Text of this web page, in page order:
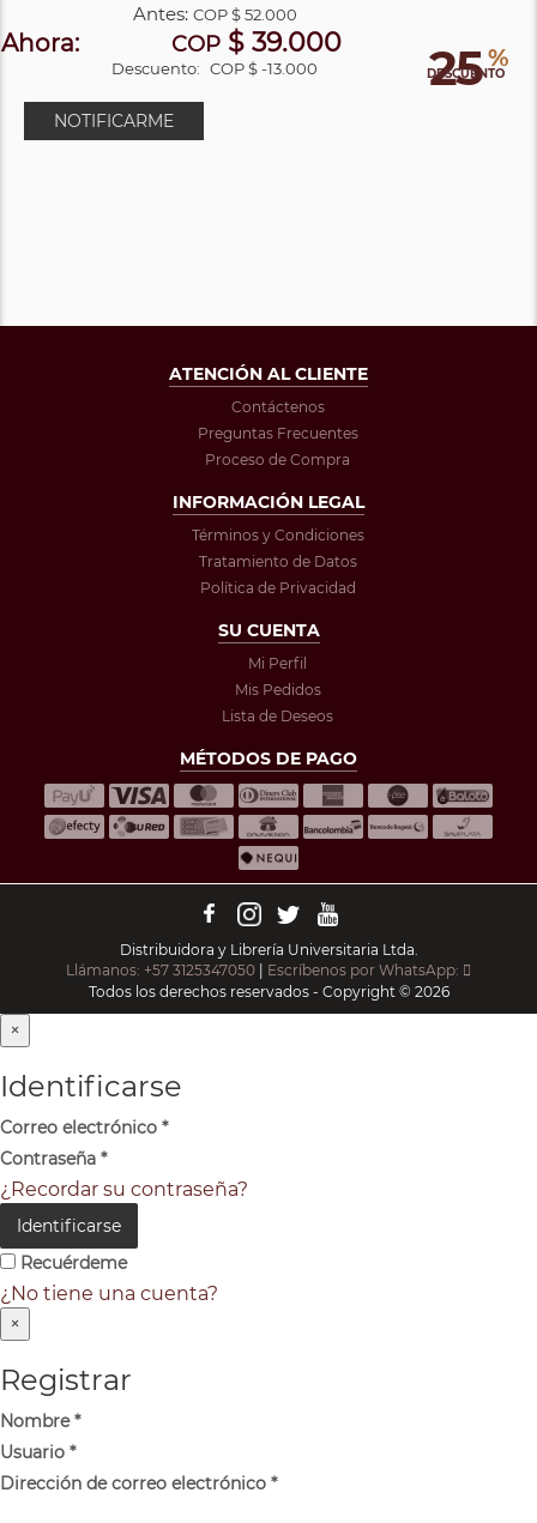
25 %
DESCUENTO
Antes: COP$ 52.000
Ahora: COP $ 39.000
Descuento: COP $ -13.000
NOTIFICARME
ATENCIÓN AL CLIENTE
Contáctenos
Preguntas Frecuentes
Proceso de Compra
INFORMACIÓN LEGAL
Términos y Condiciones
Tratamiento de Datos
Política de Privacidad
SU CUENTA
Mi Perfil
Mis Pedidos
Lista de Deseos
MÉTODOS DE PAGO
Distribuidora y Librería Universitaria Ltda.
Llámanos: +57 3125347050 | Escríbenos por WhatsApp:
Todos los derechos reservados - Copyright © 2026
×
Identificarse
Correo electrónico *
Contraseña *
¿Recordar su contraseña?
Identificarse
Recuérdeme
¿No tiene una cuenta?
×
Registrar
Nombre*
Usuario *
Dirección de correo electrónico *